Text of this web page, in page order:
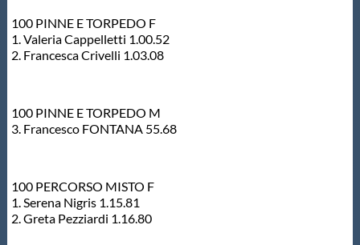
Qualità
Sostenibilità
Privacy
Archivio News
100 PINNE E TORPEDO F
1. Valeria Cappelletti 1.00.52
2. Francesca Crivelli 1.03.08
100 PINNE E TORPEDO M
3. Francesco FONTANA 55.68
100 PERCORSO MISTO F
1. Serena Nigris 1.15.81
2. Greta Pezziardi 1.16.80